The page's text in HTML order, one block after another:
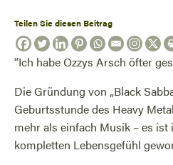
Teilen Sie diesen Beitrag
“Ich habe Ozzys Arsch öfter
Die Gründung von „Black
Geburtsstunde des Heavy
mehr als einfach Musik – es
kompletten Lebensgefühl